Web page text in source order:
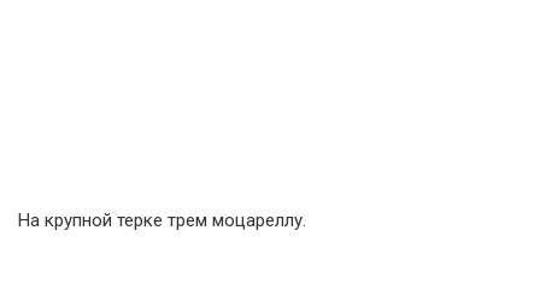
На крупной терке трем моцареллу.